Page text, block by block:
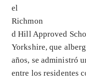
el
Richmon
d Hill Approved
Yorkshire, que
años, se administró
entre los residentes